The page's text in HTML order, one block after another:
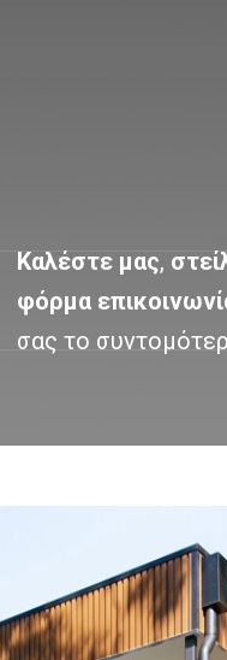
Καλέστε μας,
φόρμα
σας το